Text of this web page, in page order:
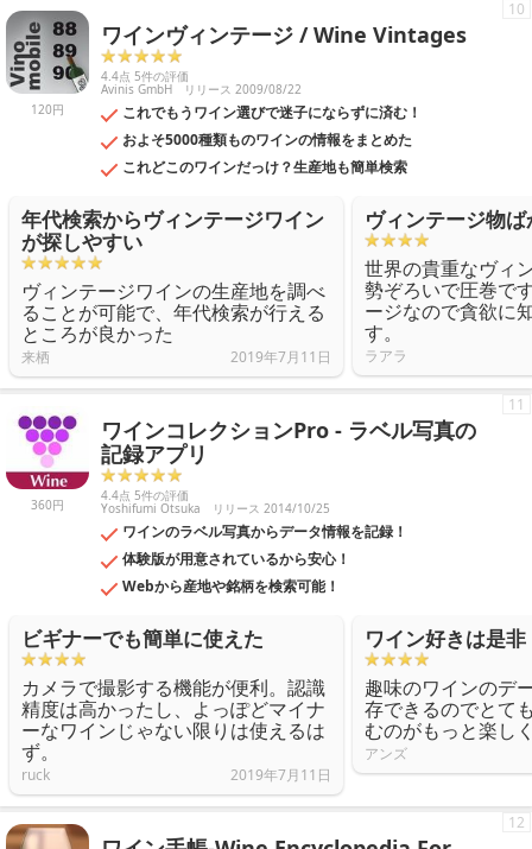
120円
ワインヴィンテージ / Wine Vintages
4.4点 5件の評価
Avinis GmbH リリース 2009/08/22
これでもうワイン選びで迷子にならずに済む！
およそ5000種類ものワインの情報をまとめた
これどこのワインだっけ？生産地も簡単検索
10
年代検索からヴィンテージワイン
が探しやすい
ヴィンテージワインの生産地を調べ
ることが可能で、年代検索が行える
ところが良かった
来栖 2019年7月11日
ヴィンテージ物
世界の貴重なヴィ
勢ぞろいで圧巻で
ージなので貪欲に
す。
ラアラ
360円
ワインコレクションPro - ラベル写真の
記録アプリ
4.4点 5件の評価
Yoshifumi Otsuka リリース 2014/10/25
ワインのラベル写真からデータ情報を記録！
体験版が用意されているから安心！
Webから産地や銘柄を検索可能！
11
ビギナーでも簡単に使えた
カメラで撮影する機能が便利。認識
精度は高かったし、よっぽどマイナ
ーなワインじゃない限りは使えるは
ず。
ruck 2019年7月11日
ワイン好きは是非
趣味のワインのデ
存できるのでとて
むのがもっと楽し
アンズ
12